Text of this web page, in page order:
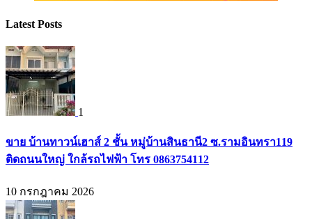
Latest Posts
1
ขาย บ้านทาวน์เฮาส์ 2 ชั้น หมู่บ้านสินธานี2 ซ.รามอินทรา119
ติดถนนใหญ่ ใกล้รถไฟฟ้า โทร 0863754112
10 กรกฎาคม 2026